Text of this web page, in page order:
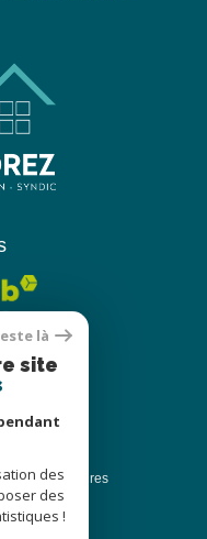
Nos honoraires
là
site
des
des
!